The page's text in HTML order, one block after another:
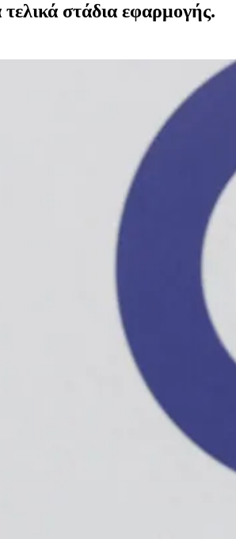
στάδια εφαρμογής.